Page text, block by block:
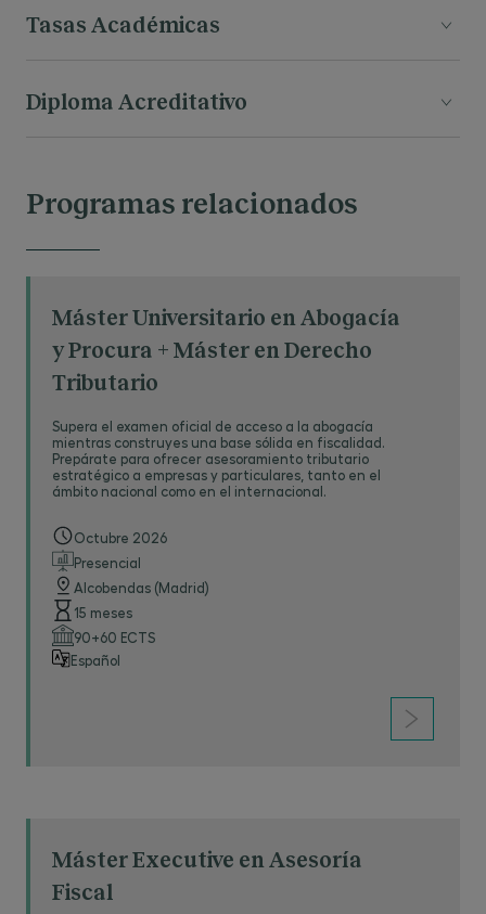
Inicio: febrero 2025
Tasas Académicas
Las tasas académicas para el curso
€1.400
Diploma Acreditativo
Certificado de "Curso Universitario en La
Aplicación del Pilar 2 en España" otorgado por el
Centro de Estudios Garrigues.
Programas relacionados
Máster Universitario en Abogacía
y Procura + Máster en Derecho
Tributario
Supera el examen oficial de acceso a la abogacía
mientras construyes una base sólida en fiscalidad.
Prepárate para ofrecer asesoramiento tributario
estratégico a empresas y particulares, tanto en el
ámbito nacional como en el internacional.
Octubre 2026
Presencial
Alcobendas (Madrid)
15 meses
90+60 ECTS
Español
Máster Executive en Asesoría
Fiscal